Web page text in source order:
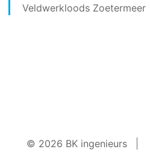
Veldwerkloods Zoetermeer
© 2026 BK ingenieurs